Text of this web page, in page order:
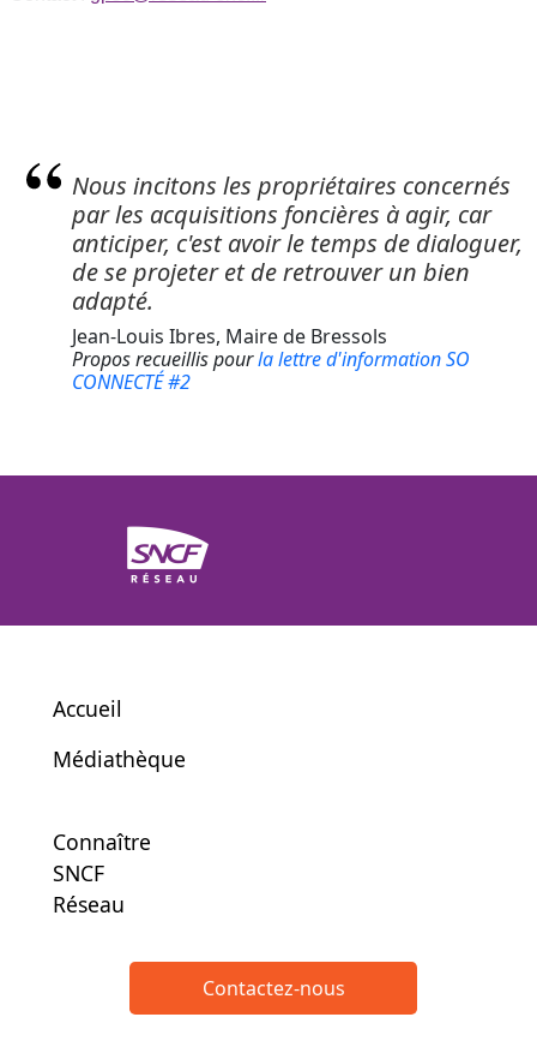
citation
Nous incitons les propriétaires concernés
par les acquisitions foncières à agir, car
anticiper, c'est avoir le temps de dialoguer,
de se projeter et de retrouver un bien
adapté.
nom
Jean-Louis Ibres, Maire de Bressols
Propos recueillis pourla lettre d'information SO
CONNECTÉ #2
Accueil
Médiathèque
Connaître
SNCF
Réseau
Contactez-nous